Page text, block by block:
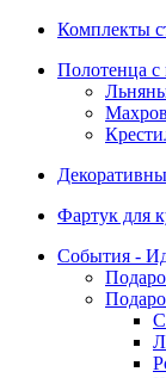
Комплекты
Полотенца
Фартук для
События -